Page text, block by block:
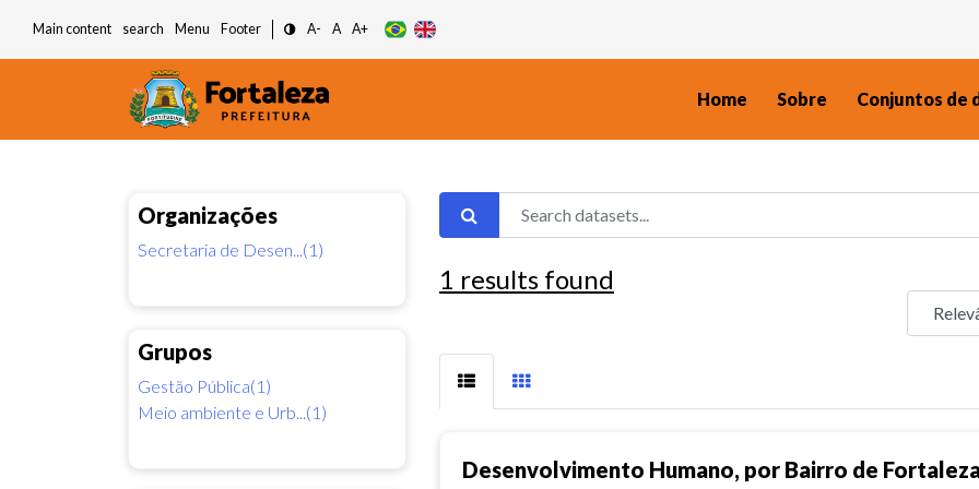
Main content search Menu Footer A- A A+
Home Sobre Conjuntos de
Organizações
Secretaria de Desen...(1)
Grupos
Gestão Pública(1)
Meio ambiente e Urb...(1)
1 results found
Desenvolvimento Humano, por Bairro de